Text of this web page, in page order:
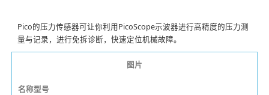
Pico的压力传感器可让你利用PicoScope示波器进行高精度的压力测
量与记录，进行免拆诊断，快速定位机械故障。
图片
名称型号